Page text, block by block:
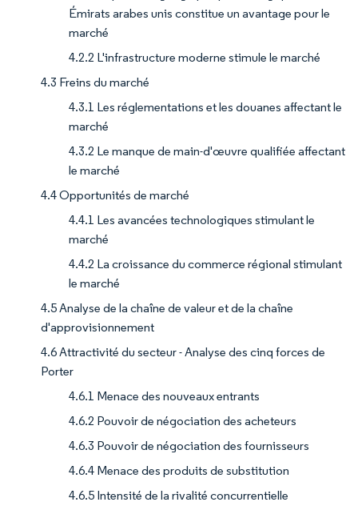
Émirats arabes unis constitue un avantage pour le
marché
4.2.2 L'infrastructure moderne stimule le marché
4.3 Freins du marché
4.3.1 Les réglementations et les douanes affectant le
marché
4.3.2 Le manque de main-d'œuvre qualifiée affectant
le marché
4.4 Opportunités de marché
4.4.1 Les avancées technologiques stimulant le
marché
4.4.2 La croissance du commerce régional stimulant
le marché
4.5 Analyse de la chaîne de valeur et de la chaîne
d'approvisionnement
4.6 Attractivité du secteur - Analyse des cinq forces de
Porter
4.6.1 Menace des nouveaux entrants
4.6.2 Pouvoir de négociation des acheteurs
4.6.3 Pouvoir de négociation des fournisseurs
4.6.4 Menace des produits de substitution
4.6.5 Intensité de la rivalité concurrentielle